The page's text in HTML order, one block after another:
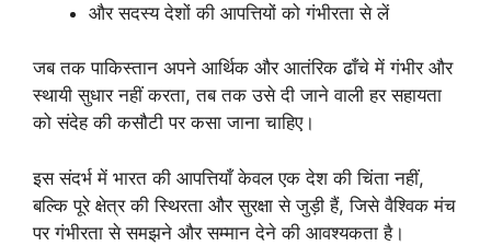
और सदस्य देशों की आपत्तियों को गंभीरता से लें
जब तक पाकिस्तान अपने आर्थिक और आतंरिक ढाँचे में गंभीर और
स्थायी सुधार नहीं करता, तब तक उसे दी जाने वाली हर सहायता
को संदेह की कसौटी पर कसा जाना चाहिए।
इस संदर्भ में भारत की आपत्तियाँ केवल एक देश की चिंता नहीं,
बल्कि पूरे क्षेत्र की स्थिरता और सुरक्षा से जुड़ी हैं, जिसे वैश्विक मंच
पर गंभीरता से समझने और सम्मान देने की आवश्यकता है।